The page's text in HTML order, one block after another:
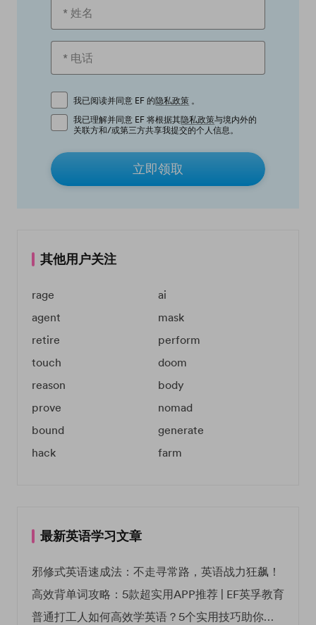
我已阅读并同意 EF 的隐私政策 。
我已理解并同意 EF 将根据其隐私政策与境内外的
关联方和/或第三方共享我提交的个人信息。
立即领取
其他用户关注
rage
ai
agent
mask
retire
perform
touch
doom
reason
body
prove
nomad
bound
generate
hack
farm
最新英语学习文章
邪修式英语速成法：不走寻常路，英语战力狂飙！
高效背单词攻略：5款超实用APP推荐 | EF英孚教育
普通打工人如何高效学英语？5个实用技巧助你突破职场瓶颈